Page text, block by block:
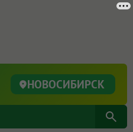
НОВОСИБИРСК